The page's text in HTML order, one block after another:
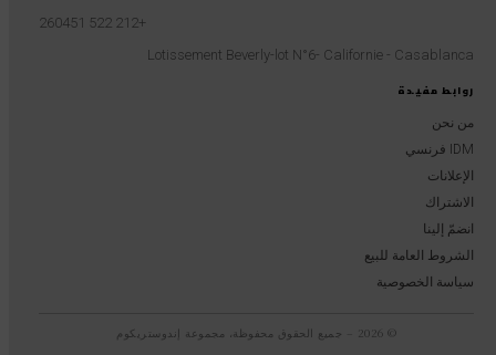
روابط مفيدة
من نحن
IDM فرنسي
الإعلانات
الاشتراك
انضمّ إلينا
الشروط العامة للبيع
سياسة الخصوصية
+212 522 260451
Lotissement Beverly-lot N°6- Californie - Casablanca
© 2026 – جميع الحقوق محفوظة، مجموعة إندوستريكوم